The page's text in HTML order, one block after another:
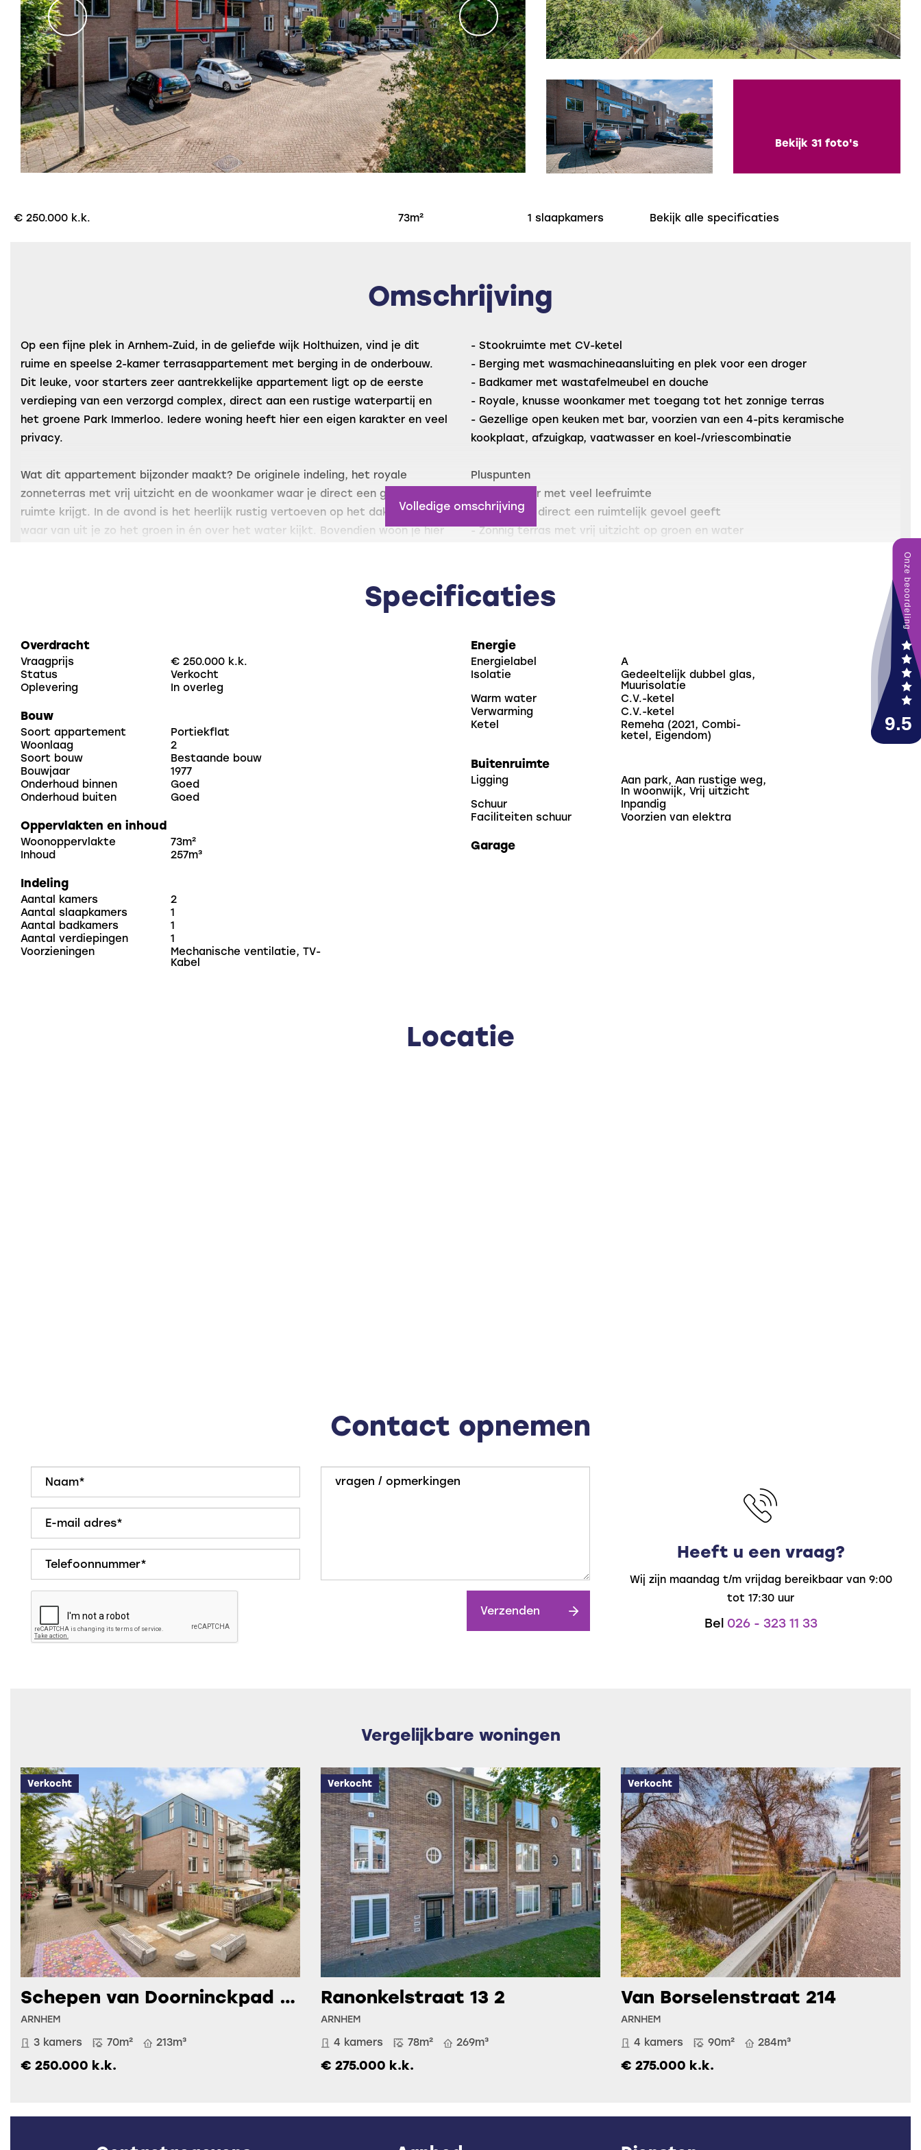
Bekijk 31 foto's
€ 250.000 k.k. 73m² 1 slaapkamers Bekijk alle specificaties
Omschrijving
Op een fijne plek in Arnhem-Zuid, in de geliefde wijk Holthuizen, vind je dit
ruime en speelse 2-kamer terrasappartement met berging in de onderbouw.
Dit leuke, voor starters zeer aantrekkelijke appartement ligt op de eerste
verdieping van een verzorgd complex, direct aan een rustige waterpartij en
het groene Park Immerloo. Iedere woning heeft hier een eigen karakter en veel
privacy.
Wat dit appartement bijzonder maakt? De originele indeling, het royale
zonneterras met vrij uitzicht en de woonkamer waar je direct een gevoel van
ruimte krijgt. In de avond is het heerlijk rustig vertoeven op het dakterras,
waar van uit je zo het groen in én over het water kijkt. Bovendien woon je hier
en tandsarts, sportschool en uitvalswegen A325 en A12 zijn binnen handbereik.
Eerste verdieping
- Ruime entree/hal met meterkast
- Slaapkamer
- Stookruimte met CV-ketel
- Berging met wasmachineaansluiting en plek voor een droger
- Badkamer met wastafelmeubel en douche
- Royale, knusse woonkamer met toegang tot het zonnige terras
- Gezellige open keuken met bar, voorzien van een 4-pits keramische
kookplaat, afzuigkap, vaatwasser en koel-/vriescombinatie
Pluspunten
- woonkamer met veel leefruimte
- Entree die direct een ruimtelijk gevoel geeft
- Zonnig terras met vrij uitzicht op groen en water
- Actieve en goed functionerende Vereniging van Eigenaren
- Rustig wonen met het groen om je heen, maar toch dicht bij de stad
Maak snel een afspraak om dit leuke appartement te bezichtigen en wie weet
wordt dit binnenkort jouw nieuwe plekje!
Volledige omschrijving
Specificaties
Overdracht
Vraagprijs
€ 250.000 k.k.
Status
Verkocht
Oplevering
In overleg
Bouw
Soort appartement
Portiekflat
Woonlaag
2
Soort bouw
Bestaande bouw
Bouwjaar
1977
Onderhoud binnen
Goed
Onderhoud buiten
Goed
Oppervlakten en inhoud
Woonoppervlakte
73m²
Inhoud
257m³
Indeling
Aantal kamers
2
Aantal slaapkamers
1
Aantal badkamers
1
Aantal verdiepingen
1
Voorzieningen
Mechanische ventilatie, TV-
Kabel
Energie
Energielabel
A
Isolatie
Gedeeltelijk dubbel glas,
Muurisolatie
Warm water
C.V.-ketel
Verwarming
C.V.-ketel
Ketel
Remeha (2021, Combi-
ketel, Eigendom)
Buitenruimte
Ligging
Aan park, Aan rustige weg,
In woonwijk, Vrij uitzicht
Schuur
Inpandig
Faciliteiten schuur
Voorzien van elektra
Garage
Locatie
Contact opnemen
Verzenden
Heeft u een vraag?
Wij zijn maandag t/m vrijdag bereikbaar van 9:00
tot 17:30 uur
Bel 026 - 323 11 33
Vergelijkbare woningen
Verkocht
Schepen van Doorninckpad 29
ARNHEM
3 kamers 70m² 213m³
€ 250.000 k.k.
Verkocht
Ranonkelstraat 13 2
ARNHEM
4 kamers 78m² 269m³
€ 275.000 k.k.
Verkocht
Van Borselenstraat 214
ARNHEM
4 kamers 90m² 284m³
€ 275.000 k.k.